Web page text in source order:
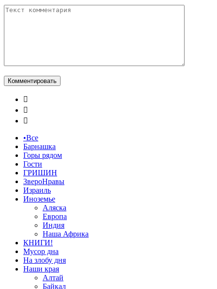



•Все
Барнашка
Горы рядом
Гости
ГРИШИН
ЗвероНравы
Израиль
Иноземье
Аляска
Европа
Индия
Наша Африка
КНИГИ!
Мусор дна
На злобу дня
Наши края
Алтай
Байкал